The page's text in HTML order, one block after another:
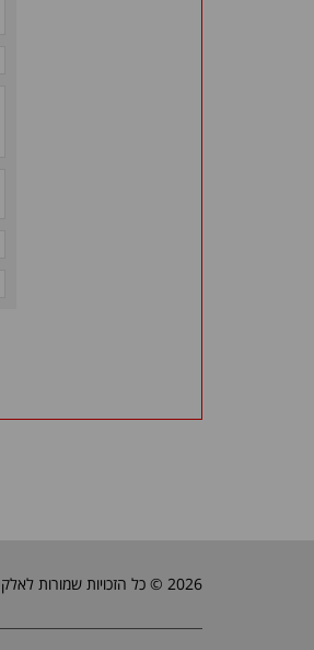
2026 © כל הזכויות שמורות לאלקטרוטרם שיווק בע"מ, אין להעתיק, לשכפל טקסטים, תמונות וכל חומר אחר באתר זה ללא אישור בעלי החברה.